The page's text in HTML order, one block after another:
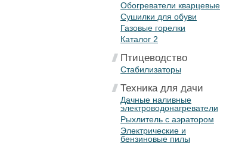
Обогреватели кварцевые
Сушилки для обуви
Газовые горелки
Каталог 2
Птицеводство
Стабилизаторы
Техника для дачи
Дачные наливные
электроводонагреватели
Рыхлитель с аэратором
Электрические и
бензиновые пилы